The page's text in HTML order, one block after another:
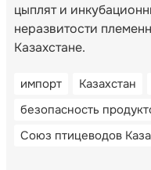
цыплят и
неразвитости
Казахстане.
импорт Казахстан
безопасность
Союз птицеводов